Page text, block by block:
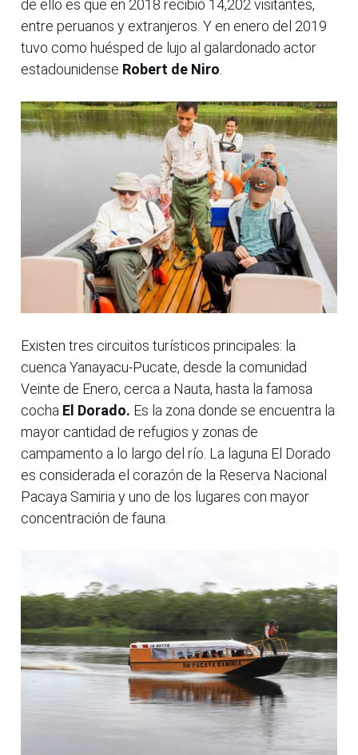
de ello es que en 2018 recibió 14,202 visitantes,
entre peruanos y extranjeros. Y en enero del 2019
tuvo como huésped de lujo al galardonado actor
estadounidense Robert de Niro.
Existen tres circuitos turísticos principales: la
cuenca Yanayacu-Pucate, desde la comunidad
Veinte de Enero, cerca a Nauta, hasta la famosa
cocha El Dorado. Es la zona donde se encuentra la
mayor cantidad de refugios y zonas de
campamento a lo largo del río. La laguna El Dorado
es considerada el corazón de la Reserva Nacional
Pacaya Samiria y uno de los lugares con mayor
concentración de fauna.